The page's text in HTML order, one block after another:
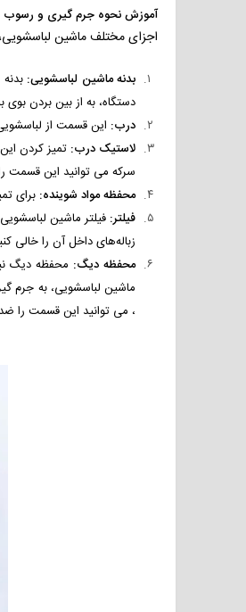
آموزش نحوه جرم گیری و رسوب
اجزای مختلف ماشین
بدنه ماشین لباسشویی:
دستگاه، به از بین بردن
درب: این قسمت از
لاستیک درب: تمیز کردن
سرکه می توانید این قسمت
محفظه مواد شوینده: برای
فیلتر: فیلتر ماشین
زباله‌های داخل آن را خالی
محفظه دیگ: محفظه دیگ
ماشین لباسشویی، به جرم
، می توانید این قسمت را